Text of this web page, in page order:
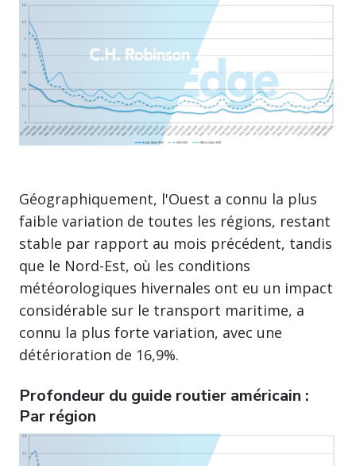
Géographiquement, l'Ouest a connu la plus
faible variation de toutes les régions, restant
stable par rapport au mois précédent, tandis
que le Nord-Est, où les conditions
météorologiques hivernales ont eu un impact
considérable sur le transport maritime, a
connu la plus forte variation, avec une
détérioration de 16,9%.
Profondeur du guide routier américain :
Par région